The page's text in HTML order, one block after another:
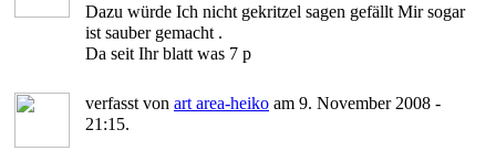
Dazu würde Ich nicht gekritzel sagen gefällt Mir sogar
ist sauber gemacht .
Da seit Ihr blatt was 7 p
verfasst von art area-heiko am 9. November 2008 -
21:15.